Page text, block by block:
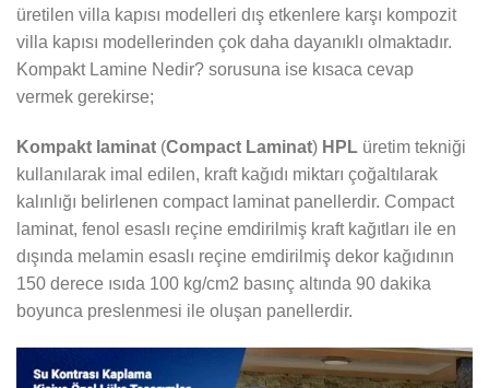
üretilen villa kapısı modelleri dış etkenlere karşı kompozit
villa kapısı modellerinden çok daha dayanıklı olmaktadır.
Kompakt Lamine Nedir? sorusuna ise kısaca cevap
vermek gerekirse;
Kompakt laminat (Compact Laminat) HPL üretim tekniği
kullanılarak imal edilen, kraft kağıdı miktarı çoğaltılarak
kalınlığı belirlenen compact laminat panellerdir. Compact
laminat, fenol esaslı reçine emdirilmiş kraft kağıtları ile en
dışında melamin esaslı reçine emdirilmiş dekor kağıdının
150 derece ısıda 100 kg/cm2 basınç altında 90 dakika
boyunca preslenmesi ile oluşan panellerdir.